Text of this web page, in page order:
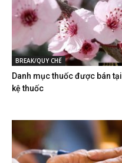
BREAK/QUY CHẾ
Danh mục thuốc được bán tại
kệ thuốc